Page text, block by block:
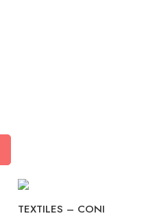
TEXTILES – CONI